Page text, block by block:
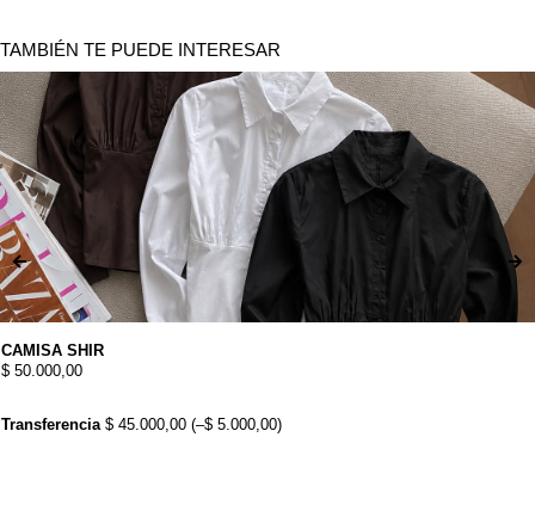
TAMBIÉN TE PUEDE INTERESAR
CAMISA SHIR
$ 50.000,00
Transferencia $ 45.000,00 (–$ 5.000,00)